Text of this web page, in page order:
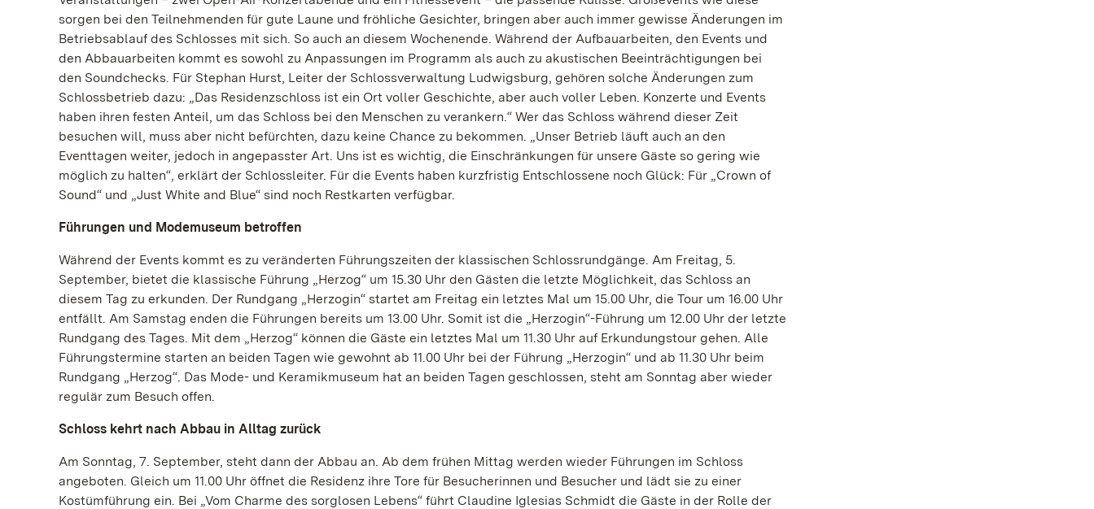
sorgen bei den Teilnehmenden für gute Laune und fröhliche Gesichter, bringen aber auch immer gewisse Änderungen im
Betriebsablauf des Schlosses mit sich. So auch an diesem Wochenende. Während der Aufbauarbeiten, den Events und
den Abbauarbeiten kommt es sowohl zu Anpassungen im Programm als auch zu akustischen Beeinträchtigungen bei
den Soundchecks. Für Stephan Hurst, Leiter der Schlossverwaltung Ludwigsburg, gehören solche Änderungen zum
Schlossbetrieb dazu: „Das Residenzschloss ist ein Ort voller Geschichte, aber auch voller Leben. Konzerte und Events
haben ihren festen Anteil, um das Schloss bei den Menschen zu verankern.“ Wer das Schloss während dieser Zeit
besuchen will, muss aber nicht befürchten, dazu keine Chance zu bekommen. „Unser Betrieb läuft auch an den
Eventtagen weiter, jedoch in angepasster Art. Uns ist es wichtig, die Einschränkungen für unsere Gäste so gering wie
möglich zu halten“, erklärt der Schlossleiter. Für die Events haben kurzfristig Entschlossene noch Glück: Für „Crown of
Sound“ und „Just White and Blue“ sind noch Restkarten verfügbar.
Führungen und Modemuseum betroffen
Während der Events kommt es zu veränderten Führungszeiten der klassischen Schlossrundgänge. Am Freitag, 5.
September, bietet die klassische Führung „Herzog“ um 15.30 Uhr den Gästen die letzte Möglichkeit, das Schloss an
diesem Tag zu erkunden. Der Rundgang „Herzogin“ startet am Freitag ein letztes Mal um 15.00 Uhr, die Tour um 16.00 Uhr
entfällt. Am Samstag enden die Führungen bereits um 13.00 Uhr. Somit ist die „Herzogin“-Führung um 12.00 Uhr der letzte
Rundgang des Tages. Mit dem „Herzog“ können die Gäste ein letztes Mal um 11.30 Uhr auf Erkundungstour gehen. Alle
Führungstermine starten an beiden Tagen wie gewohnt ab 11.00 Uhr bei der Führung „Herzogin“ und ab 11.30 Uhr beim
Rundgang „Herzog“. Das Mode- und Keramikmuseum hat an beiden Tagen geschlossen, steht am Sonntag aber wieder
regulär zum Besuch offen.
Schloss kehrt nach Abbau in Alltag zurück
Am Sonntag, 7. September, steht dann der Abbau an. Ab dem frühen Mittag werden wieder Führungen im Schloss
angeboten. Gleich um 11.00 Uhr öffnet die Residenz ihre Tore für Besucherinnen und Besucher und lädt sie zu einer
Kostümführung ein. Bei „Vom Charme des sorglosen Lebens“ führt Claudine Iglesias Schmidt die Gäste in der Rolle der